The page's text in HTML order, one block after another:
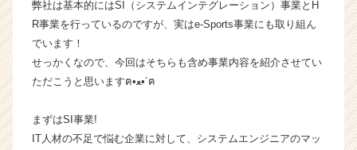
ャ
ー・
長
企
ら
弊社は基本的にはSI（システムインテグレーション）事業とH
R事業を行っているのですが、実はe-Sports事業にも取り組ん
でいます！
せっかくなので、今回はそちらも含め事業内容を紹介させてい
ただこうと思いますฅ•ﻌ•´ฅ
まずはSI事業!
IT人材の不足で悩む企業に対して、システムエンジニアのマッ